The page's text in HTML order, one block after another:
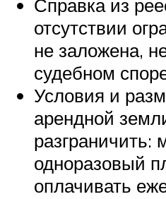
Справка из
отсутствии
не заложена,
судебном
Условия и
арендной
разграничить:
одноразовый
оплачивать